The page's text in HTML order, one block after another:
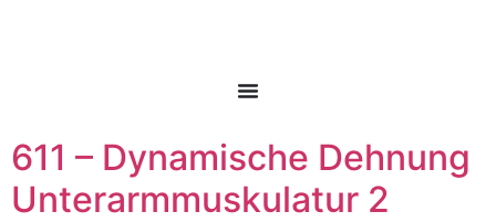
611 – Dynamische Dehnung
Unterarmmuskulatur 2